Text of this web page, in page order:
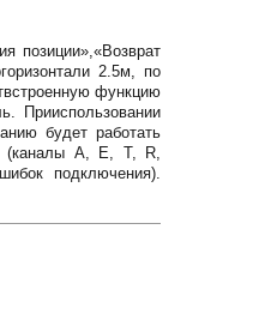
позиции»,«Возврат
2.5м, по
функцию
Прииспользовании
будет работать
(каналы A, E, T, R,
подключения).